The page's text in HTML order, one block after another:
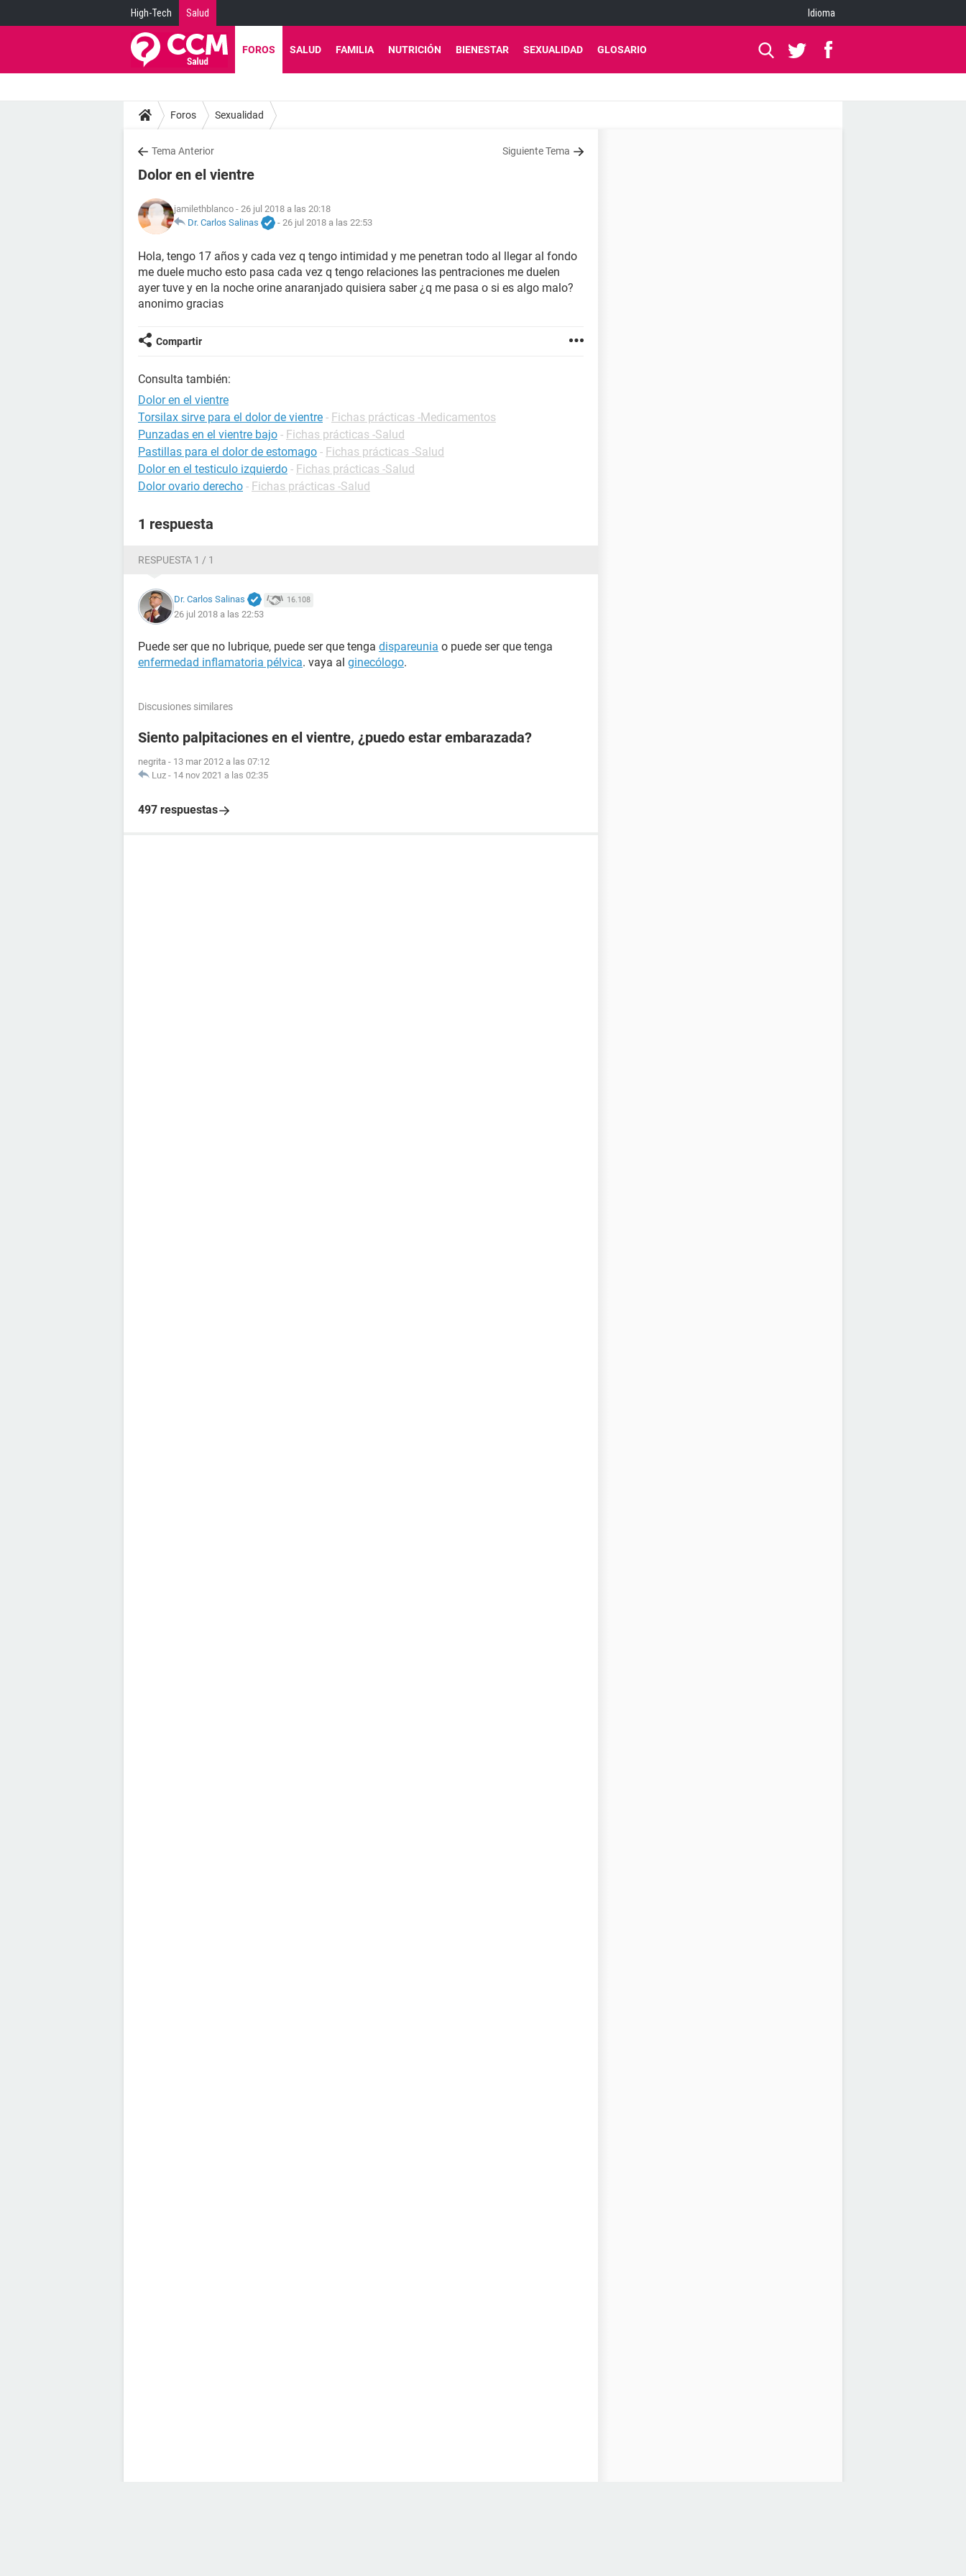
High-Tech Salud Idioma
FOROS SALUD FAMILIA NUTRICIÓN BIENESTAR SEXUALIDAD GLOSARIO
Foros Sexualidad
Tema Anterior Siguiente Tema
Dolor en el vientre
jamilethblanco - 26 jul 2018 a las 20:18
Dr. Carlos Salinas
- 26 jul 2018 a las 22:53
Hola, tengo 17 años y cada vez q tengo intimidad y me penetran todo al llegar al fondo
me duele mucho esto pasa cada vez q tengo relaciones las pentraciones me duelen
ayer tuve y en la noche orine anaranjado quisiera saber ¿q me pasa o si es algo malo?
anonimo gracias
Compartir
Consulta también:
Dolor en el vientre
Torsilax sirve para el dolor de vientre - Fichas prácticas -Medicamentos
Punzadas en el vientre bajo - Fichas prácticas -Salud
Pastillas para el dolor de estomago - Fichas prácticas -Salud
Dolor en el testiculo izquierdo - Fichas prácticas -Salud
Dolor ovario derecho - Fichas prácticas -Salud
1 respuesta
RESPUESTA 1 / 1
Dr. Carlos Salinas 16.108
26 jul 2018 a las 22:53
Puede ser que no lubrique, puede ser que tenga dispareunia o puede ser que tenga
enfermedad inflamatoria pélvica. vaya al ginecólogo.
Discusiones similares
Siento palpitaciones en el vientre, ¿puedo estar embarazada?
negrita - 13 mar 2012 a las 07:12
Luz - 14 nov 2021 a las 02:35
497 respuestas